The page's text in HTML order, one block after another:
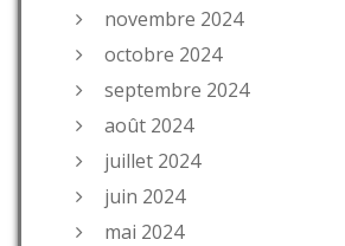
novembre 2024
octobre 2024
septembre 2024
août 2024
juillet 2024
juin 2024
mai 2024